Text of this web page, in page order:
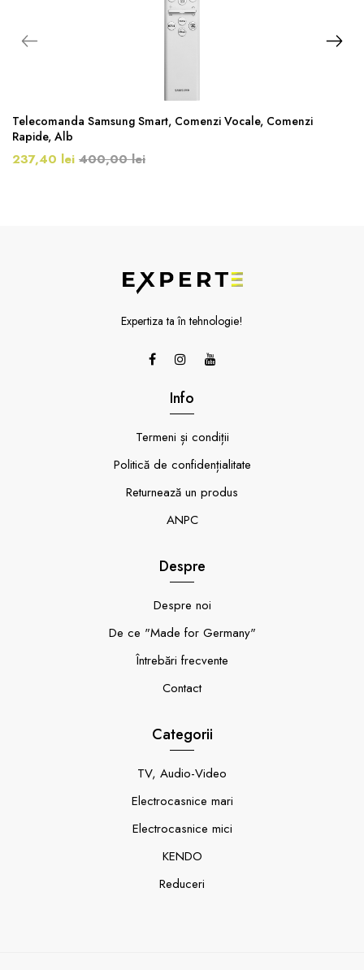
Telecomanda Samsung Smart, Comenzi Vocale, Comenzi
Rapide, Alb
237,40 lei 400,00 lei
Expertiza ta în tehnologie!
Info
Termeni și condiții
Politică de confidențialitate
Returnează un produs
ANPC
Despre
Despre noi
De ce "Made for Germany"
Întrebări frecvente
Contact
Categorii
TV, Audio-Video
Electrocasnice mari
Electrocasnice mici
KENDO
Reduceri